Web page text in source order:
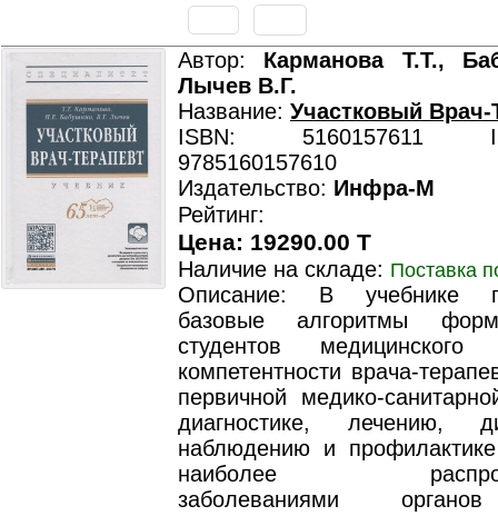
Автор: Карманова Т.Т.,
Лычев В.Г.
Название: Участковый Врач-
ISBN: 5160157611
9785160157610
Издательство: Инфра-М
Рейтинг:
Цена: 19290.00 T
Наличие на складе: Поставка
Описание: В учебнике
базовые алгоритмы
студентов медицинского
компетентности врача-
первичной медико-
диагностике, лечению,
наблюдению и
наиболее
заболеваниями